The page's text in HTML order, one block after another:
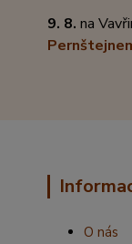
9. 8. na
O nás